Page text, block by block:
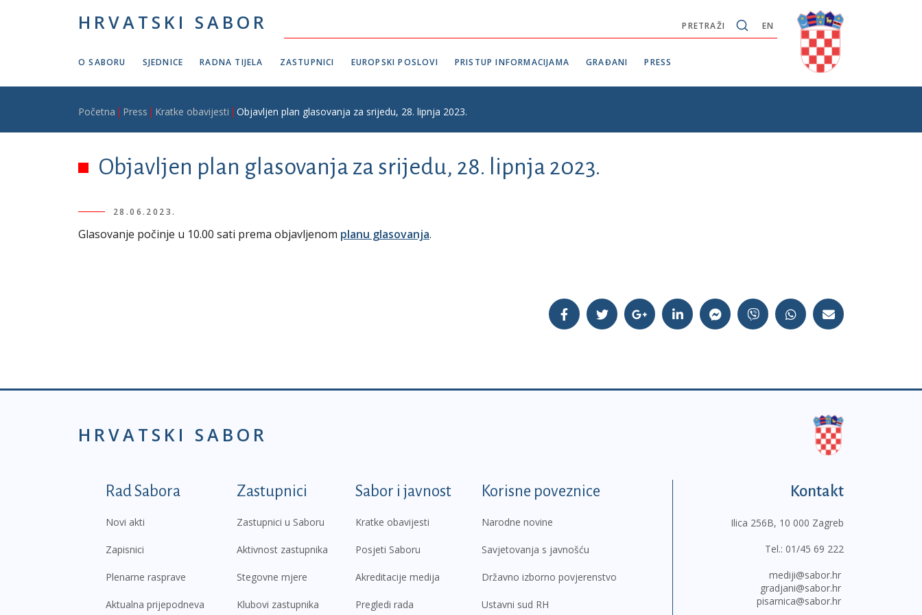
HRVATSKI SABOR EN
PRETRAŽI
O SABORU SJEDNICE RADNA TIJELA ZASTUPNICI EUROPSKI POSLOVI PRISTUP INFORMACIJAMA GRAĐANI PRESS
Breadcrumb
Početna Press Kratke obavijesti Objavljen plan glasovanja za srijedu, 28. lipnja 2023.
Objavljen plan glasovanja za srijedu, 28. lipnja 2023.
28.06.2023.
Glasovanje počinje u 10.00 sati prema objavljenom planu glasovanja.
HRVATSKI SABOR
Podnožje prvi izbornik
Rad Sabora
Novi akti
Zapisnici
Plenarne rasprave
Aktualna prijepodneva
Zastupnici
Zastupnici u Saboru
Aktivnost zastupnika
Stegovne mjere
Klubovi zastupnika
Sabor i javnost
Kratke obavijesti
Posjeti Saboru
Akreditacije medija
Pregledi rada
Korisne poveznice
Narodne novine
Savjetovanja s javnošću
Državno izborno povjerenstvo
Ustavni sud RH
Kontakt
Ilica 256B, 10 000 Zagreb
Tel.: 01/45 69 222
mediji@sabor.hr
gradjani@sabor.hr
pisarnica@sabor.hr